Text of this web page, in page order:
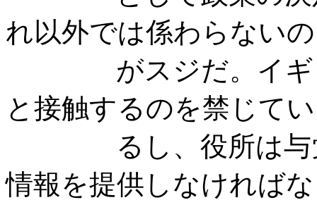
れ以外では係わらないの
がスジだ。イギリ
と接触するのを禁じてい
るし、役所は与党
情報を提供しなければな